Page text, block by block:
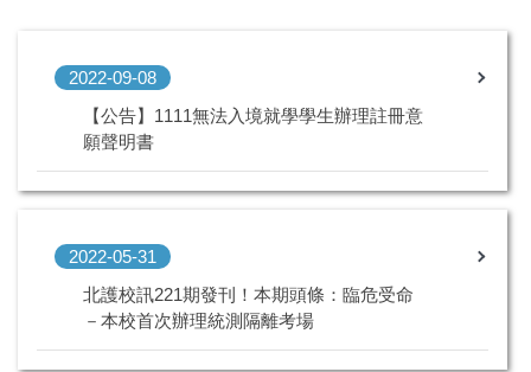
2022-09-08
【公告】1111無法入境就學學生辦理註冊意
願聲明書
2022-05-31
北護校訊221期發刊！本期頭條：臨危受命
－本校首次辦理統測隔離考場